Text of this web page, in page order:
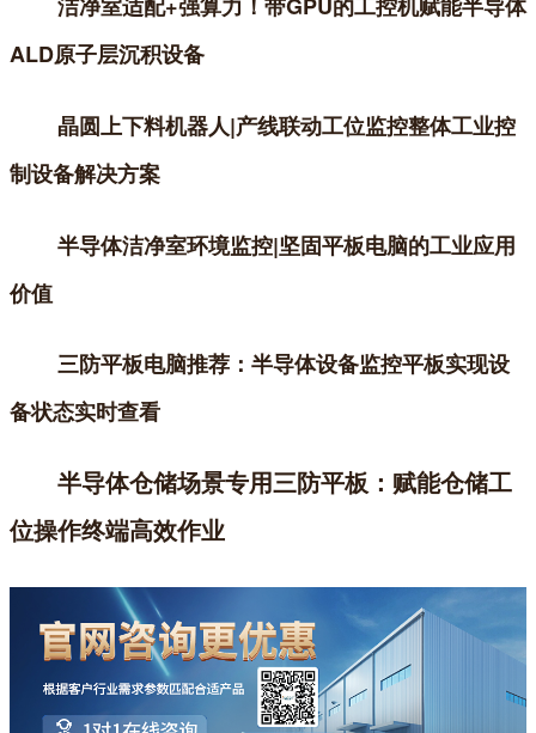
洁净室适配+强算力！带GPU的工控机赋能半导体
ALD原子层沉积设备
晶圆上下料机器人|产线联动工位监控整体工业控
制设备解决方案
半导体洁净室环境监控|坚固平板电脑的工业应用
价值
三防平板电脑推荐：半导体设备监控平板实现设
备状态实时查看
半导体仓储场景专用三防平板：赋能仓储工
位操作终端高效作业